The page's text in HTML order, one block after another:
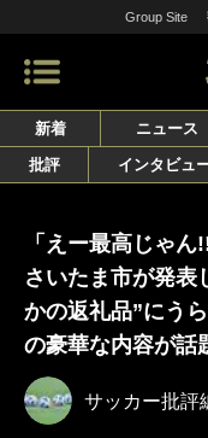
Group Site
新着 ニュース
批評
インタビュ
「えー最高じゃ
さいたま市が発表
かの返礼品”にう
の豪華な内容が話
サッカー批評